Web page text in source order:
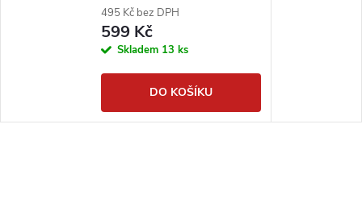
495 Kč bez DPH
599 Kč
Skladem 13 ks
DO KOŠÍKU